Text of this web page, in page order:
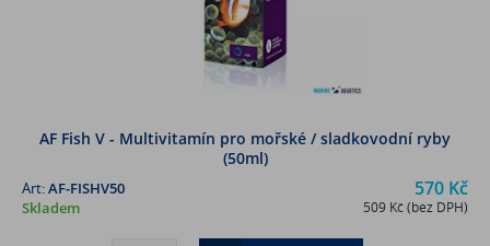
AF Fish V - Multivitamín pro mořské / sladkovodní ryby
(50ml)
570 Kč
509 Kč (bez DPH)
Art:AF-FISHV50
Skladem